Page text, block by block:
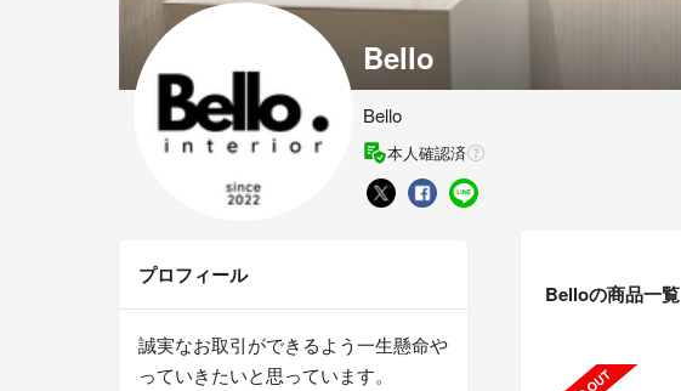
Bello
Bello
本人確認済
Belloの商品一覧
プロフィール
誠実なお取引ができるよう一生懸命や
っていきたいと思っています。